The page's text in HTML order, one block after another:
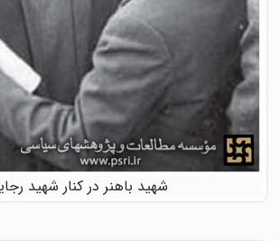
شهید باهنر در کنار شهید رجایی